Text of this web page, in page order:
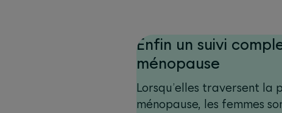
Enfin un suivi
ménopause
Lorsqu’elles traversent la
ménopause, les femmes